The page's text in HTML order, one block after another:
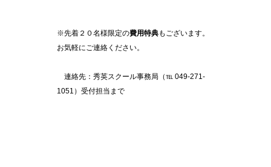
※先着２０名様限定の費用特典もございます。
お気軽にご連絡ください。
連絡先：秀英スクール事務局（℡ 049-271-
1051）受付担当まで